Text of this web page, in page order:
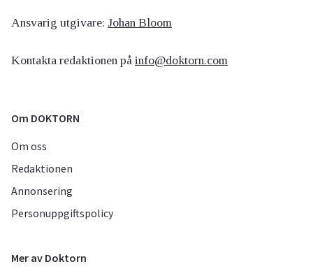
Ansvarig utgivare: Johan Bloom
Kontakta redaktionen på info@doktorn.com
Om DOKTORN
Om oss
Redaktionen
Annonsering
Personuppgiftspolicy
Mer av Doktorn